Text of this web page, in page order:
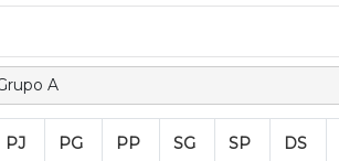
A
PJ PG PP SG SP DS